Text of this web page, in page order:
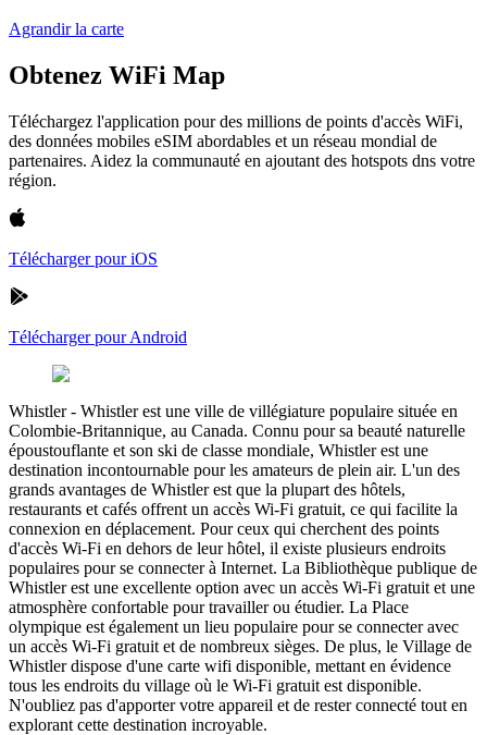
Agrandir la carte
Obtenez WiFi Map
Téléchargez l'application pour des millions de points d'accès WiFi,
des données mobiles eSIM abordables et un réseau mondial de
partenaires. Aidez la communauté en ajoutant des hotspots dns votre
région.
Télécharger pour iOS
Télécharger pour Android
Whistler- Whistler est une ville de villégiature populaire située en
Colombie-Britannique, au Canada. Connu pour sa beauté naturelle
époustouflante et son ski de classe mondiale, Whistler est une
destination incontournable pour les amateurs de plein air. L'un des
grands avantages de Whistler est que la plupart des hôtels,
restaurants et cafés offrent un accès Wi-Fi gratuit, ce qui facilite la
connexion en déplacement. Pour ceux qui cherchent des points
d'accès Wi-Fi en dehors de leur hôtel, il existe plusieurs endroits
populaires pour se connecter à Internet. La Bibliothèque publique de
Whistler est une excellente option avec un accès Wi-Fi gratuit et une
atmosphère confortable pour travailler ou étudier. La Place
olympique est également un lieu populaire pour se connecter avec
un accès Wi-Fi gratuit et de nombreux sièges. De plus, le Village de
Whistler dispose d'une carte wifi disponible, mettant en évidence
tous les endroits du village où le Wi-Fi gratuit est disponible.
N'oubliez pas d'apporter votre appareil et de rester connecté tout en
explorant cette destination incroyable.